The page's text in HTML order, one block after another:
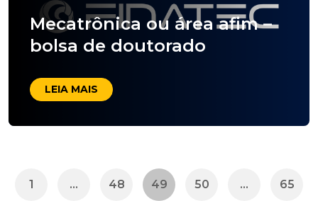
Mecatrônica ou área afim –
bolsa de doutorado
LEIA MAIS
1 … 48 49 50 … 65